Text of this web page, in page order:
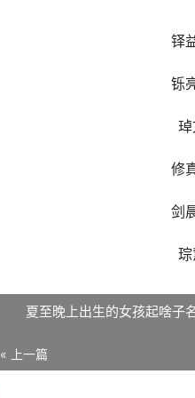
铎
铄
修
剑
夏至晚上出生的女孩起啥子
« 上一篇